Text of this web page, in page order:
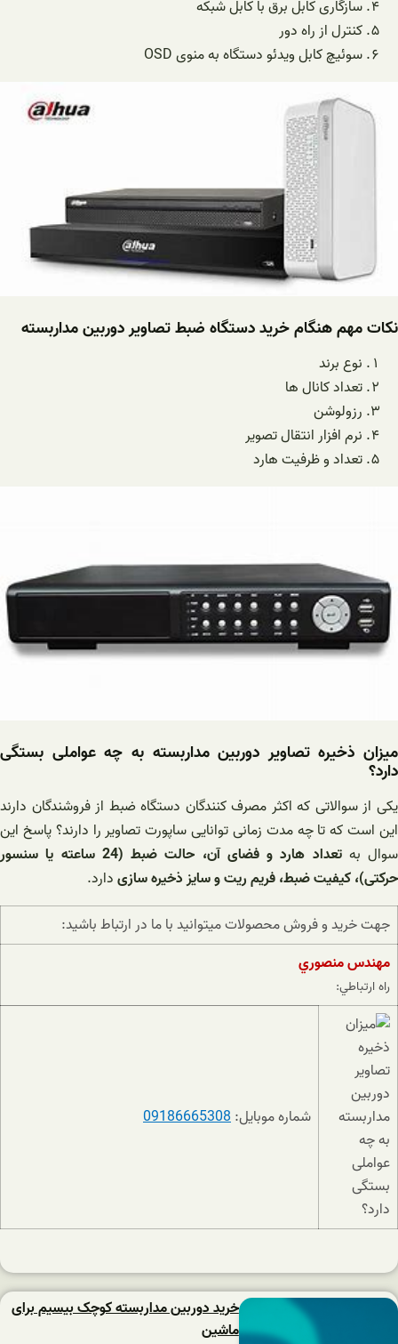
سازگاری کابل برق با کابل شبکه
کنترل از راه دور
سوئیچ کابل ویدئو دستگاه به منویOSD
نکات مهم هنگام خرید دستگاه ضبط تصاویر دوربین مداربسته
نوع برند
تعداد کانال ها
رزولوشن
نرم افزار انتقال تصویر
تعداد و ظرفیت هارد
میزان ذخیره تصاویر دوربین مداربسته به چه عواملی بستگی
دارد؟
یکی از سوالاتی که اکثر مصرف کنندگان دستگاه ضبط از فروشندگان دارند
این است که تا چه مدت زمانی توانایی ساپورت تصاویر را دارند؟ پاسخ این
سوال به
تعداد هارد و فضای آن، حالت ضبط (24 ساعته یا سنسور
حرکتی)، کیفیت ضبط، فریم ریت و سایز ذخیره سازیدارد.
جهت خريد و فروش محصولات ميتوانيد با ما در ارتباط باشيد:
مهندس منصوري
راه ارتباطي:
شماره موبایل:09186665308
خرید دوربین مداربسته کوچک بیسیم برای
ماشین